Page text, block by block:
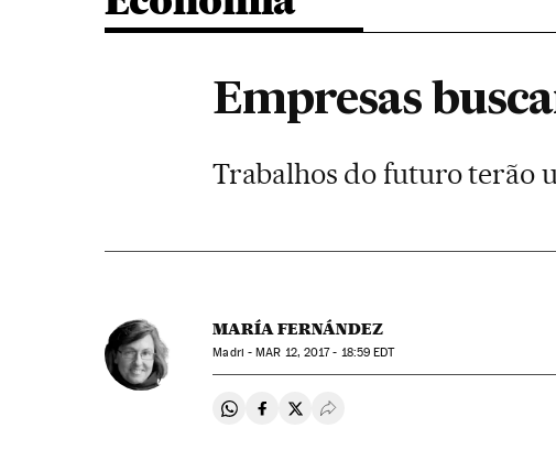
Empresas
Trabalhos do futuro terão
MARÍA FERNÁNDEZ
Madri -MAR 12, 2017 - 18:59 EDT
Compartir en Whatsapp
Compartir en Facebook
Compartir en Twitter
Desplegar Redes Sociales